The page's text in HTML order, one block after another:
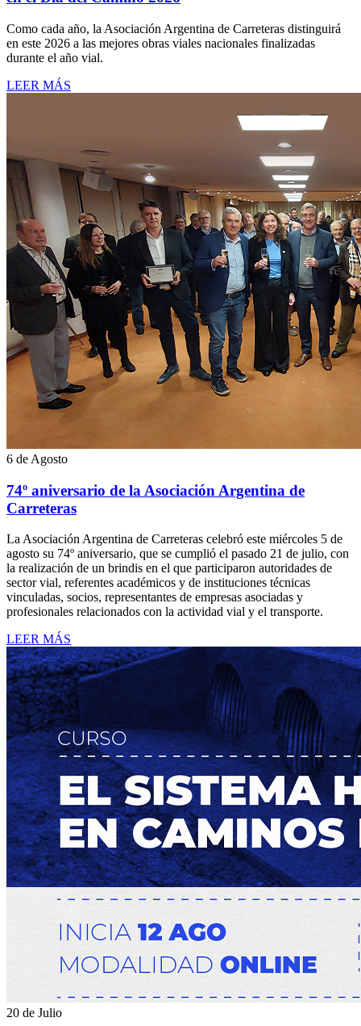
Como cada año, la Asociación Argentina de Carreteras distinguirá
en este 2026 a las mejores obras viales nacionales finalizadas
durante el año vial.
LEER MÁS
6 de Agosto
74º aniversario de la Asociación Argentina de
Carreteras
La Asociación Argentina de Carreteras celebró este miércoles 5 de
agosto su 74º aniversario, que se cumplió el pasado 21 de julio, con
la realización de un brindis en el que participaron autoridades de
sector vial, referentes académicos y de instituciones técnicas
vinculadas, socios, representantes de empresas asociadas y
profesionales relacionados con la actividad vial y el transporte.
LEER MÁS
20 de Julio